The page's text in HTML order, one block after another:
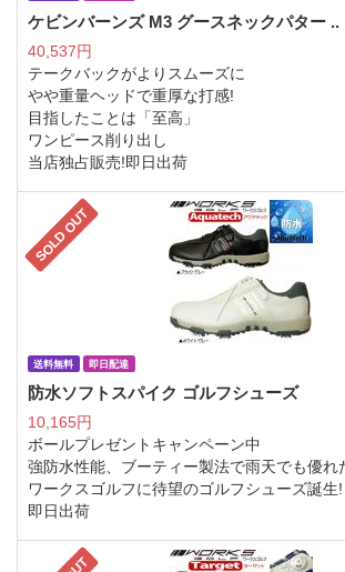
ケビンバーンズ M3 グースネックパター ..
40,537円
テークバックがよりスムーズに
やや重量ヘッドで重厚な打感!
目指したことは「至高」
ワンピース削り出し
当店独占販売!即日出荷
SOLD OUT
送料無料 即日配達
防水ソフトスパイク ゴルフシューズ
10,165円
ボールプレゼントキャンペーン中
強防水性能、ブーティー製法で雨天でも優れ
ワークスゴルフに待望のゴルフシューズ誕生!
即日出荷